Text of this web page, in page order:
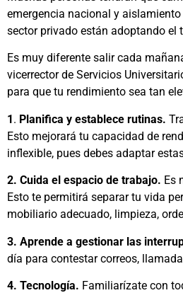
emergencia nacional y
sector privado están adoptando el
Es muy diferente salir cada
vicerrector de Servicios
para que tu rendimiento sea tan
1. Planifica y establece rutinas.
Esto mejorará tu capacidad de
inflexible, pues debes adaptar
2. Cuida el espacio de trabajo. Es
Esto te permitirá separar tu vida
mobiliario adecuado, limpieza,
3. Aprende a gestionar las
día para contestar correos,
4. Tecnología. Familiarízate con